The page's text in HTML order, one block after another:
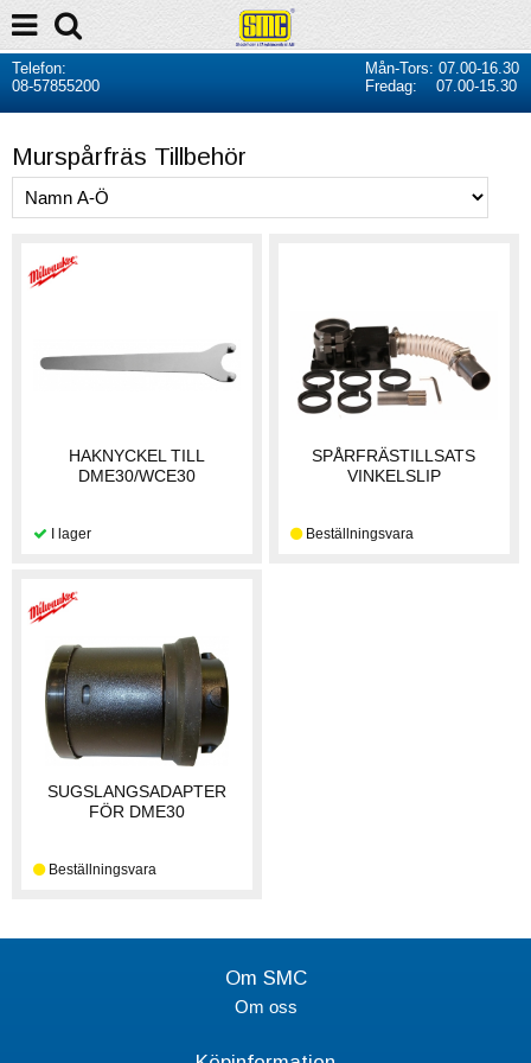
Telefon:
08-57855200
Mån-Tors: 07.00-16.30
Fredag: 07.00-15.30
Murspårfräs Tillbehör
HAKNYCKEL TILL
DME30/WCE30
SPÅRFRÄSTILLSATS
VINKELSLIP
SUGSLANGSADAPTER
FÖR DME30
Om SMC
Om oss